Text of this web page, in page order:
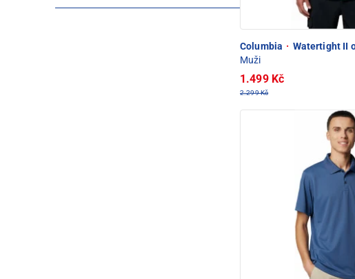
Columbia · Watertight II
Muži
1.499 Kč
2.299 Kč